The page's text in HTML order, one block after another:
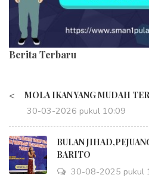
Berita Terbaru
< MOLA IKAN YANG MUDAH
30-03-2026 pukul 10:09
BULAN
BARITO
30-08-2025 pukul